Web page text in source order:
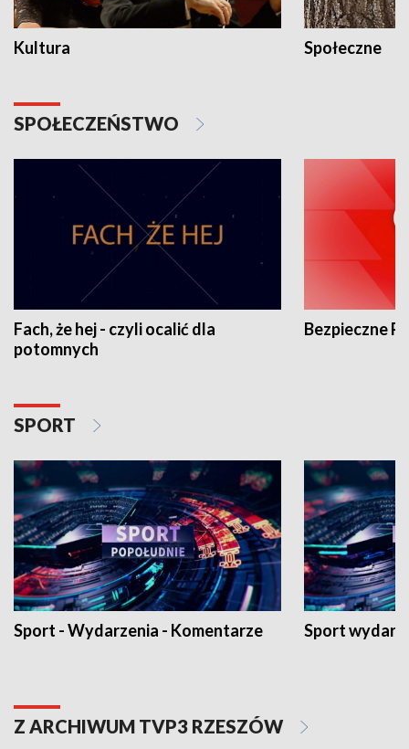
Kultura Społeczne
SPOŁECZEŃSTWO
Fach, że hej - czyli ocalić dla
potomnych
Bezpieczne
SPORT
Sport - Wydarzenia - Komentarze Sport
Z ARCHIWUM TVP3 RZESZÓW